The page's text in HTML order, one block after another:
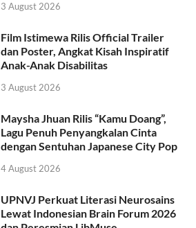
3 August 2026
Film Istimewa Rilis Official Trailer
dan Poster, Angkat Kisah Inspiratif
Anak-Anak Disabilitas
3 August 2026
Maysha Jhuan Rilis “Kamu Doang”,
Lagu Penuh Penyangkalan Cinta
dengan Sentuhan Japanese City Pop
4 August 2026
UPNVJ Perkuat Literasi Neurosains
Lewat Indonesian Brain Forum 2026